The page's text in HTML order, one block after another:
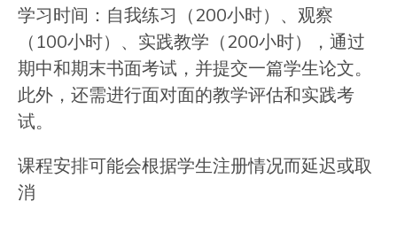
学习时间：自我练习（200小时）、观察
（100小时）、实践教学（200小时），通过
期中和期末书面考试，并提交一篇学生论文。
此外，还需进行面对面的教学评估和实践考
试。
课程安排可能会根据学生注册情况而延迟或取
消